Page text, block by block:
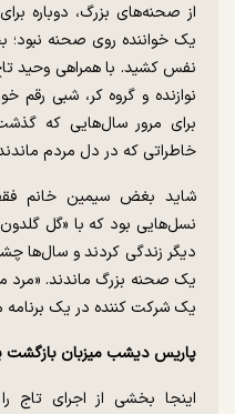
از صحنه‌های بزرگ، دوباره برای
یک خواننده روی صحنه نبود؛
نوازنده و گروه کر، شبی رقم
برای مرور سال‌هایی که
خاطراتی که در دل مردم
شاید بغض سیمین خانم
نسل‌هایی بود که با «گل
دیگر زندگی کردند و سال‌ها
یک صحنه بزرگ ماندند. «مرد
یک شرکت کننده در یک
پاریس دیشب میزبان بازگشت
اینجا بخشی از اجرای تاج